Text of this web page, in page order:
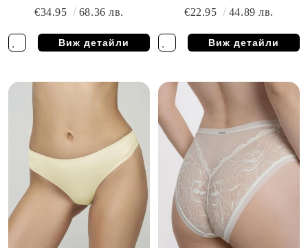
€34.95
68.36 лв.
Виж детайли
& ANDRE
€22.95 44.89 лв.
Виж детайли